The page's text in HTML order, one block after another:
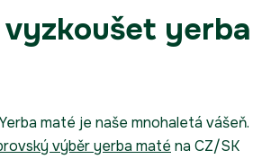
yerba
maté je naše mnohaletá vášeň.
výběr yerba maté na CZ/SK